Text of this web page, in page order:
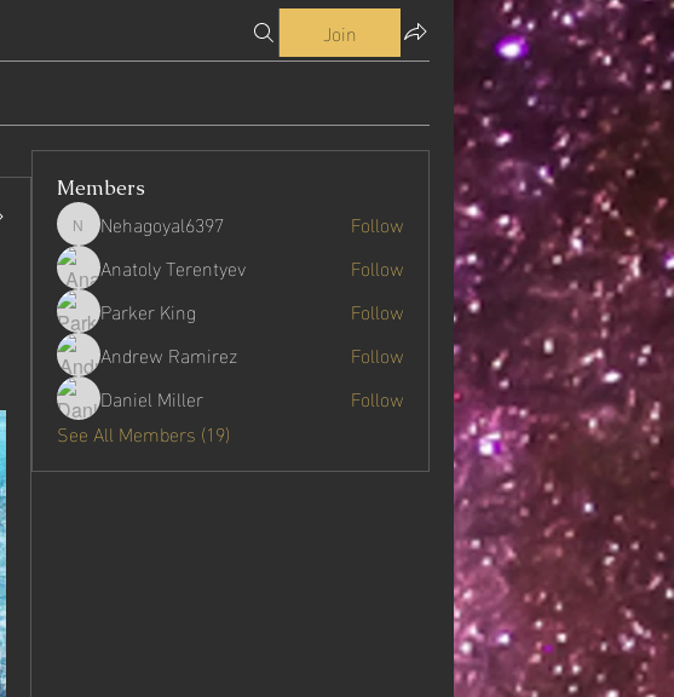
Join
Members
Nehagoyal6397
Nehagoyal6397
Follow
Anatoly Terentyev
Follow
Parker King
Follow
Andrew Ramirez
Follow
Daniel Miller
Follow
See All Members (19)